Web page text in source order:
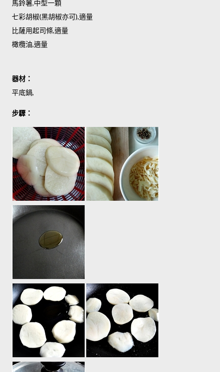
馬鈴薯,中型一顆
七彩胡椒(黑胡椒亦可),適量
比薩用起司條,適量
橄欖油,適量
器材：
平底鍋,
步驟：